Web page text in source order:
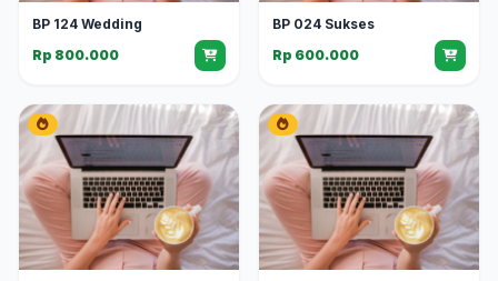
BP 124 Wedding
Rp 800.000
BP 024 Sukses
Rp 600.000